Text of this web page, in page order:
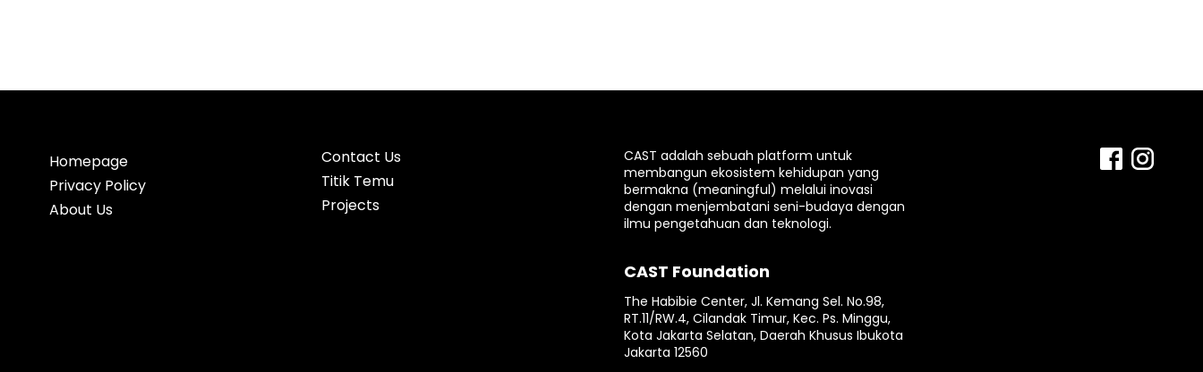
Homepage
Privacy Policy
About Us
Contact Us
Titik Temu
Projects
CAST adalah sebuah platform untuk
membangun ekosistem kehidupan yang
bermakna (meaningful) melalui inovasi
dengan menjembatani seni-budaya dengan
ilmu pengetahuan dan teknologi.
CAST Foundation
The Habibie Center, Jl. Kemang Sel. No.98,
RT.11/RW.4, Cilandak Timur, Kec. Ps. Minggu,
Kota Jakarta Selatan, Daerah Khusus Ibukota
Jakarta 12560